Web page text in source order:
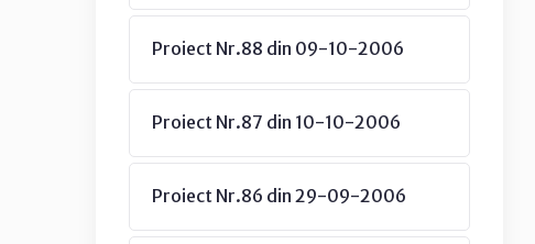
Proiect Nr.88 din 09-10-2006
Proiect Nr.87 din 10-10-2006
Proiect Nr.86 din 29-09-2006